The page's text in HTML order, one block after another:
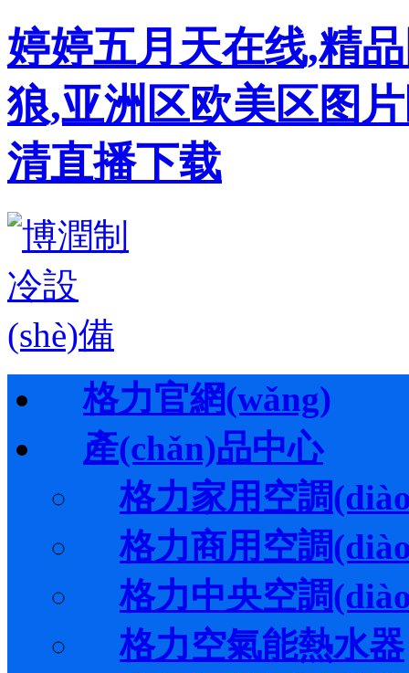
婷婷五月天在线,精
狼,亚洲区欧美区图
清直播下载
格力官網(wǎng)
產(chǎn)品中心
格力家用空調
格力商用空調
格力中央空調
格力空氣能熱水器